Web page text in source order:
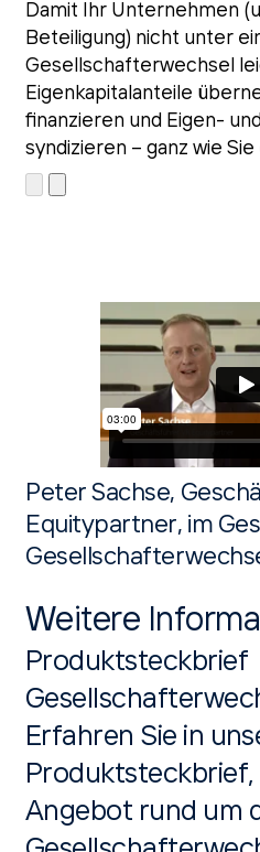
Damit Ihr Unternehmen
Beteiligung) nicht unter
Gesellschafterwechsel
Eigenkapitalanteile
finanzieren und Eigen-
syndizieren – ganz wie
Peter Sachse,
Equitypartner, im
Weitere
Produktsteckbrief
Erfahren Sie in
Produktsteckbrief,
Angebot rund um